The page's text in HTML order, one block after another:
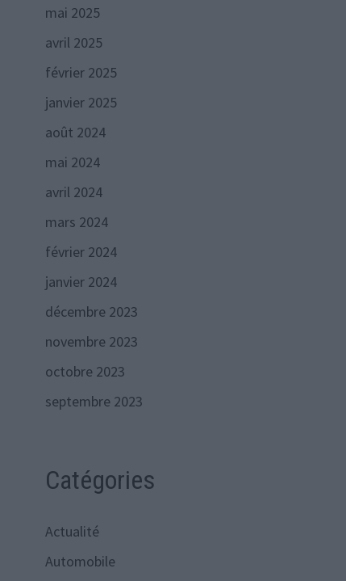
mai 2025
avril 2025
février 2025
janvier 2025
août 2024
mai 2024
avril 2024
mars 2024
février 2024
janvier 2024
décembre 2023
novembre 2023
octobre 2023
septembre 2023
Catégories
Actualité
Automobile